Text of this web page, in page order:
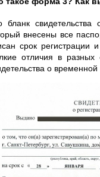
бланк
внесены все
срок регистрации
отличия в
о